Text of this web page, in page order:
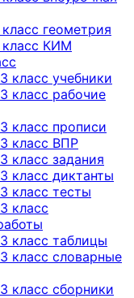
геометрия
КИМ
класс учебники
класс рабочие
класс прописи
класс ВПР
класс задания
класс диктанты
класс тесты
класс
класс таблицы
класс словарные
класс сборники